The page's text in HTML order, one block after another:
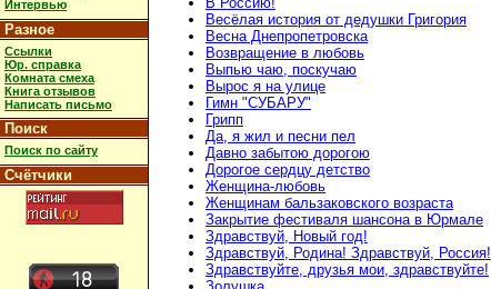
Интервью
Разное
Ссылки
Юр. справка
Комната смеха
Книга отзывов
Написать письмо
Поиск
Поиск по сайту
Счётчики
Весёлая история от дедушки Григория
Весна Днепропетровска
Возвращение в любовь
Выпью чаю, поскучаю
Вырос я на улице
Гимн "СУБАРУ"
Грипп
Да, я жил и песни пел
Давно забытою дорогою
Дорогое сердцу детство
Женщина-любовь
Женщинам бальзаковского возраста
Закрытие фестиваля шансона в Юрмале
Здравствуй, Новый год!
Здравствуй, Родина! Здравствуй, Россия!
Здравствуйте, друзья мои, здравствуйте!